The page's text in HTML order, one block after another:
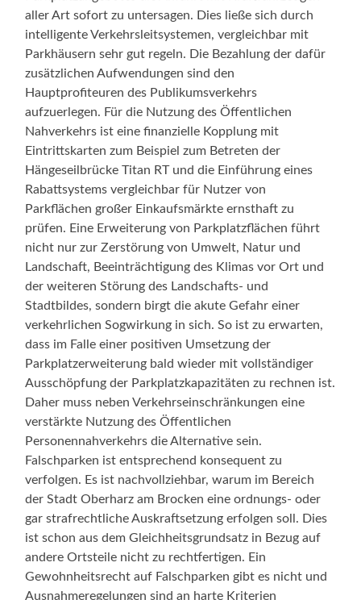
aller Art sofort zu untersagen. Dies ließe sich durch
intelligente Verkehrsleitsystemen, vergleichbar mit
Parkhäusern sehr gut regeln. Die Bezahlung der dafür
zusätzlichen Aufwendungen sind den
Hauptprofiteuren des Publikumsverkehrs
aufzuerlegen. Für die Nutzung des Öffentlichen
Nahverkehrs ist eine finanzielle Kopplung mit
Eintrittskarten zum Beispiel zum Betreten der
Hängeseilbrücke Titan RT und die Einführung eines
Rabattsystems vergleichbar für Nutzer von
Parkflächen großer Einkaufsmärkte ernsthaft zu
prüfen. Eine Erweiterung von Parkplatzflächen führt
nicht nur zur Zerstörung von Umwelt, Natur und
Landschaft, Beeinträchtigung des Klimas vor Ort und
der weiteren Störung des Landschafts- und
Stadtbildes, sondern birgt die akute Gefahr einer
verkehrlichen Sogwirkung in sich. So ist zu erwarten,
dass im Falle einer positiven Umsetzung der
Parkplatzerweiterung bald wieder mit vollständiger
Ausschöpfung der Parkplatzkapazitäten zu rechnen ist.
Daher muss neben Verkehrseinschränkungen eine
verstärkte Nutzung des Öffentlichen
Personennahverkehrs die Alternative sein.
Falschparken ist entsprechend konsequent zu
verfolgen. Es ist nachvollziehbar, warum im Bereich
der Stadt Oberharz am Brocken eine ordnungs- oder
gar strafrechtliche Auskraftsetzung erfolgen soll. Dies
ist schon aus dem Gleichheitsgrundsatz in Bezug auf
andere Ortsteile nicht zu rechtfertigen. Ein
Gewohnheitsrecht auf Falschparken gibt es nicht und
Ausnahmeregelungen sind an harte Kriterien